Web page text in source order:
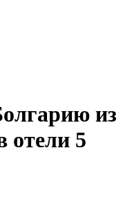
из
отели 5